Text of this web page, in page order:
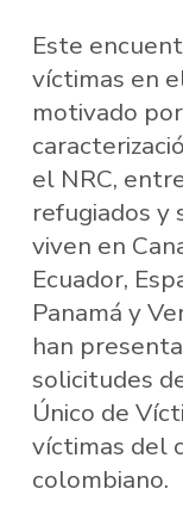
Este
víctimas en
motivado
el NRC,
refugiados y
viven en
Ecuador,
Panamá y
han
solicitudes
Único de
víctimas del
colombiano.